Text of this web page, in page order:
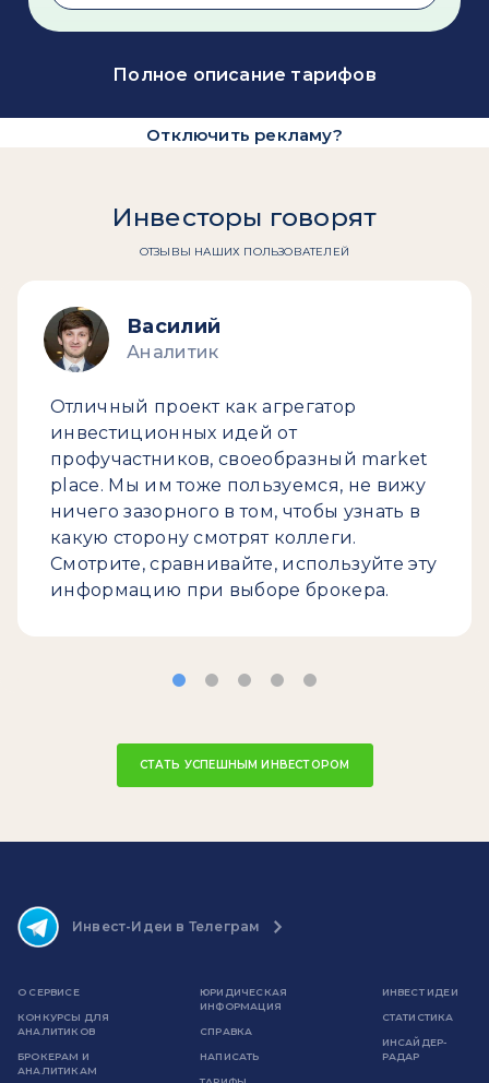
Полное описание тарифов
Отключить рекламу?
Инвесторы говорят
ОТЗЫВЫ НАШИХ ПОЛЬЗОВАТЕЛЕЙ
Василий
Аналитик
Отличный проект как агрегатор
инвестиционных идей от
профучастников, своеобразный market
place. Мы им тоже пользуемся, не вижу
ничего зазорного в том, чтобы узнать в
какую сторону смотрят коллеги.
Смотрите, сравнивайте, используйте эту
информацию при выборе брокера.
СТАТЬ УСПЕШНЫМ ИНВЕСТОРОМ
Инвест-Идеи в Телеграм
О СЕРВИСЕ
КОНКУРСЫ ДЛЯ
АНАЛИТИКОВ
БРОКЕРАМ И
АНАЛИТИКАМ
ЮРИДИЧЕСКАЯ
ИНФОРМАЦИЯ
СПРАВКА
НАПИСАТЬ
ИНВЕСТ ИДЕИ
СТАТИСТИКА
ИНСАЙДЕР-
РАДАР